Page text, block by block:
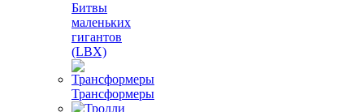
Битвы
маленьких
гигантов
(LBX)
Трансформеры